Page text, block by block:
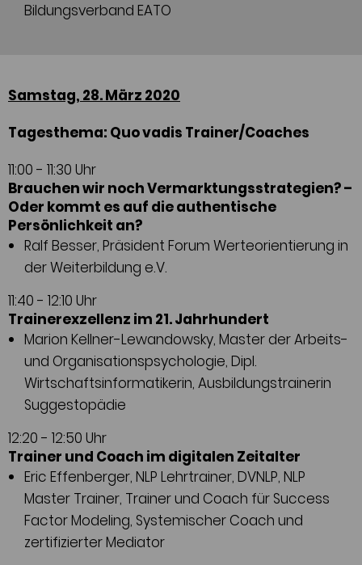
Bildungsverband EATO
Samstag, 28. März 2020
Tagesthema: Quo vadis Trainer/Coaches
11:00 - 11:30 Uhr
Brauchen wir noch Vermarktungsstrategien? –
Oder kommt es auf die authentische
Persönlichkeit an?
Ralf Besser, Präsident Forum Werteorientierung in
der Weiterbildung e.V.
11:40 - 12:10 Uhr
Trainerexzellenz im 21. Jahrhundert
Marion Kellner-Lewandowsky, Master der Arbeits-
und Organisationspsychologie, Dipl.
Wirtschaftsinformatikerin, Ausbildungstrainerin
Suggestopädie
12:20 - 12:50 Uhr
Trainer und Coach im digitalen Zeitalter
Eric Effenberger, NLP Lehrtrainer, DVNLP, NLP
Master Trainer, Trainer und Coach für Success
Factor Modeling, Systemischer Coach und
zertifizierter Mediator